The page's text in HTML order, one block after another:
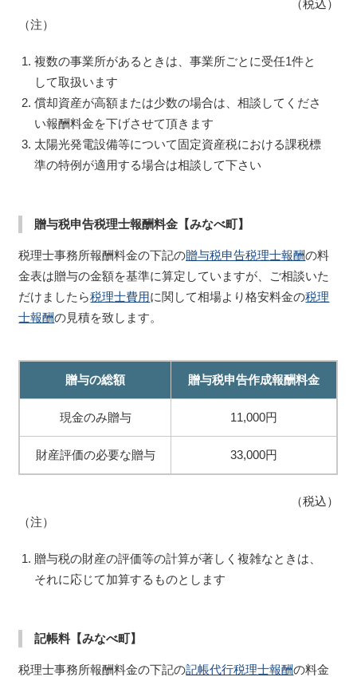
（税込）
（注）
複数の事業所があるときは、事業所ごとに受任1件と
して取扱います
償却資産が高額または少数の場合は、相談してくださ
い報酬料金を下げさせて頂きます
太陽光発電設備等について固定資産税における課税標
準の特例が適用する場合は相談して下さい
贈与税申告税理士報酬料金【みなべ町】
税理士事務所報酬料金の下記の贈与税申告税理士報酬の料
金表は贈与の金額を基準に算定していますが、ご相談いた
だけましたら税理士費用に関して相場より格安料金の税理
士報酬の見積を致します。
贈与の総額 贈与税申告作成報酬料金
現金のみ贈与 11,000円
財産評価の必要な贈与 33,000円
（税込）
（注）
贈与税の財産の評価等の計算が著しく複雑なときは、
それに応じて加算するものとします
記帳料【みなべ町】
税理士事務所報酬料金の下記の記帳代行税理士報酬の料金